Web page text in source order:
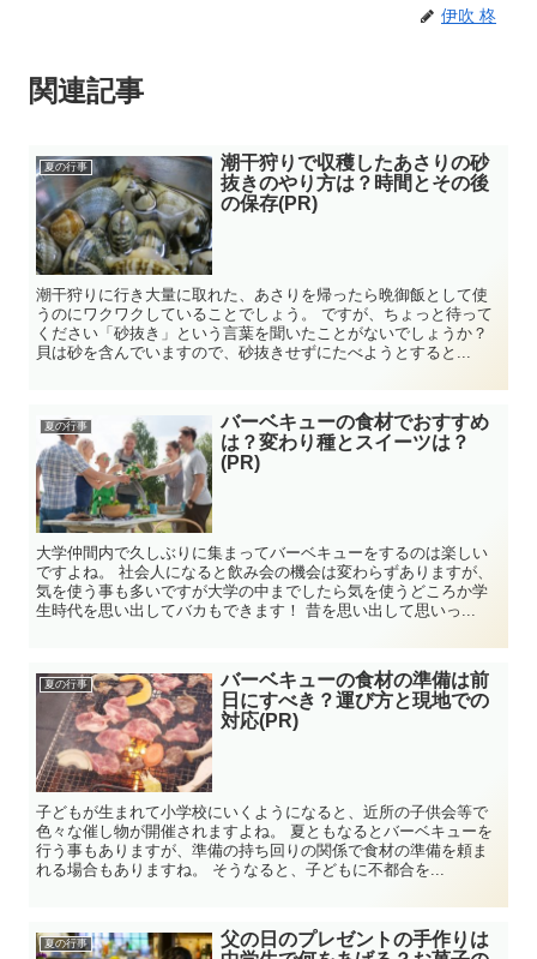
伊吹 柊
関連記事
夏の行事
潮干狩りで収穫したあさりの砂
抜きのやり方は？時間とその後
の保存(PR)
潮干狩りに行き大量に取れた、あさりを帰ったら晩御飯として使
うのにワクワクしていることでしょう。 ですが、ちょっと待って
ください「砂抜き」という言葉を聞いたことがないでしょうか？
貝は砂を含んでいますので、砂抜きせずにたべようとすると...
夏の行事
バーベキューの食材でおすすめ
は？変わり種とスイーツは？
(PR)
大学仲間内で久しぶりに集まってバーベキューをするのは楽しい
ですよね。 社会人になると飲み会の機会は変わらずありますが、
気を使う事も多いですが大学の中までしたら気を使うどころか学
生時代を思い出してバカもできます！ 昔を思い出して思いっ...
夏の行事
バーベキューの食材の準備は前
日にすべき？運び方と現地での
対応(PR)
子どもが生まれて小学校にいくようになると、近所の子供会等で
色々な催し物が開催されますよね。 夏ともなるとバーベキューを
行う事もありますが、準備の持ち回りの関係で食材の準備を頼ま
れる場合もありますね。 そうなると、子どもに不都合を...
夏の行事
父の日のプレゼントの手作りは